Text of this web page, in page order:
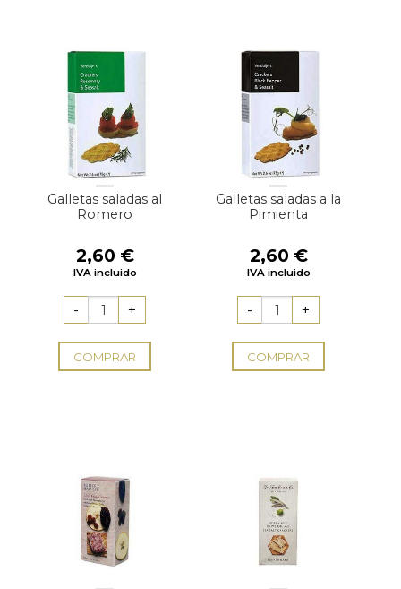
Galletas saladas al
Romero
2,60 €
IVA incluido
COMPRAR
Galletas saladas a la
Pimienta
2,60 €
IVA incluido
COMPRAR